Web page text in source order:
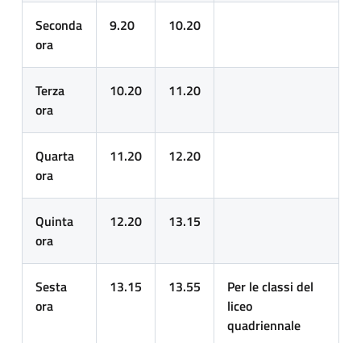
Seconda
ora
9.20 10.20
Terza
ora
10.20 11.20
Quarta
ora
11.20 12.20
Quinta
ora
12.20 13.15
Sesta
ora
13.15 13.55
Per le classi del
liceo
quadriennale